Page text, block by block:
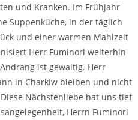
und Kranken. Im Frühjahr
Suppenküche, in der täglich
und einer warmen Mahlzeit
Herr Fuminori weiterhin
ist gewaltig. Herr
in Charkiw bleiben und nicht
Nächstenliebe hat uns tief
Herrn Fuminori